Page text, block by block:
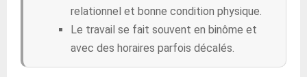
relationnel et bonne condition physique.
Le travail se fait souvent en binôme et
avec des horaires parfois décalés.